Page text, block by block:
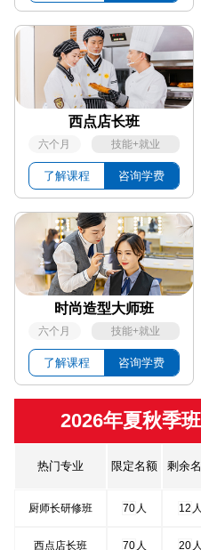
西点店长班
六个月 技能+就业
了解课程 咨询学费
时尚造型大师班
六个月 技能+就业
了解课程 咨询学费
2026年夏秋季
热门专业 限定名额 剩余
金鼎大厨专业 70人 13
菁英西点专业 70人 11人
厨师长研修班 70人 12人
时尚造型大师班 70人 15
形象设计与造型 70人 17
70 人 13
菁英西点专业 70人 11
厨师长研修班 70 人 12 人
西点店长班 70 人 20 人